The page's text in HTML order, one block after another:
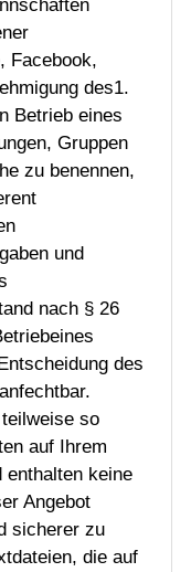
Facebook,
des1.
Betrieb eines
Gruppen
zu benennen,
und
nach § 26
des
so
auf Ihrem
enthalten keine
Angebot
sicherer zu
die auf